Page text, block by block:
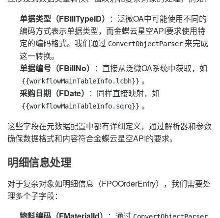
单据类型（FBillTypeID） ：泛微OA中可能使用不同的
编码方式表示单据类型，而金蝶云星空API要求使用特
定的编码格式。我们通过 ConvertObjectParser 来完成
这一转换。
单据编号（FBillNo） ：直接从泛微OA系统中获取，如
{{workflowMainTableInfo.lcbh}} 。
采购日期（FDate） ：同样直接映射，如
{{workflowMainTableInfo.sqrq}} 。
这些字段在元数据配置中都有详细定义，通过解析器和参数
确保数据格式和内容符合金蝶云星空API的要求。
明细信息处理
对于复杂对象如明细信息（FPOOrderEntry），我们需要处
理多个子字段：
物料编码（FMaterialId） ：通过 ConvertObjectParser